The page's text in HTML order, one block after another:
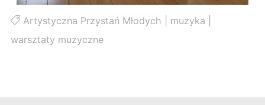
Artystyczna Przystań Młodych muzyka
warsztaty muzyczne